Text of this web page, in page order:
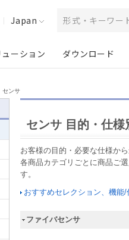
Japan
ューション ダウンロード
センサ
センサ 目的・仕様
お客様の目的・必要な仕様か
各商品カテゴリごとに商品ご
す。
おすすめセレクション、機能
ファイバセンサ